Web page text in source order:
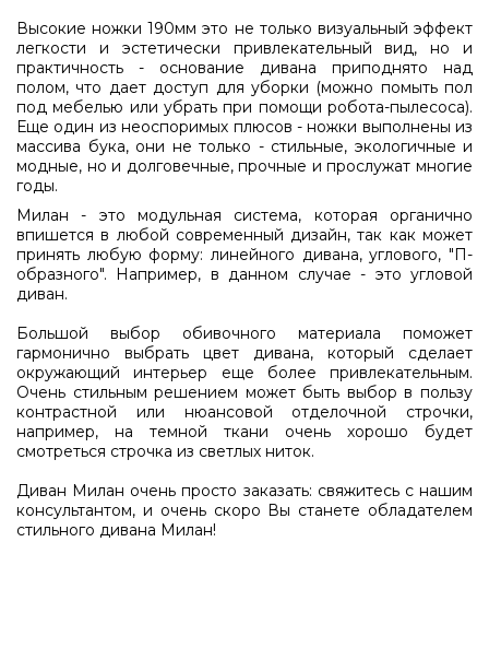
Высокие ножки 190мм это не только визуальный эффект
легкости и эстетически привлекательный вид, но и
практичность - основание дивана приподнято над
полом, что дает доступ для уборки (можно помыть пол
под мебелью или убрать при помощи робота-пылесоса).
Еще один из неоспоримых плюсов - ножки выполнены из
массива бука, они не только - стильные, экологичные и
модные, но и долговечные, прочные и прослужат многие
годы.
Милан - это модульная система, которая органично
впишется в любой современный дизайн, так как может
принять любую форму: линейного дивана, углового, "П-
образного". Например, в данном случае - это угловой
диван.
Большой выбор обивочного материала поможет
гармонично выбрать цвет дивана, который сделает
окружающий интерьер еще более привлекательным.
Очень стильным решением может быть выбор в пользу
контрастной или нюансовой отделочной строчки,
например, на темной ткани очень хорошо будет
смотреться строчка из светлых ниток.
Диван Милан очень просто заказать: свяжитесь с нашим
консультантом, и очень скоро Вы станете обладателем
стильного дивана Милан!